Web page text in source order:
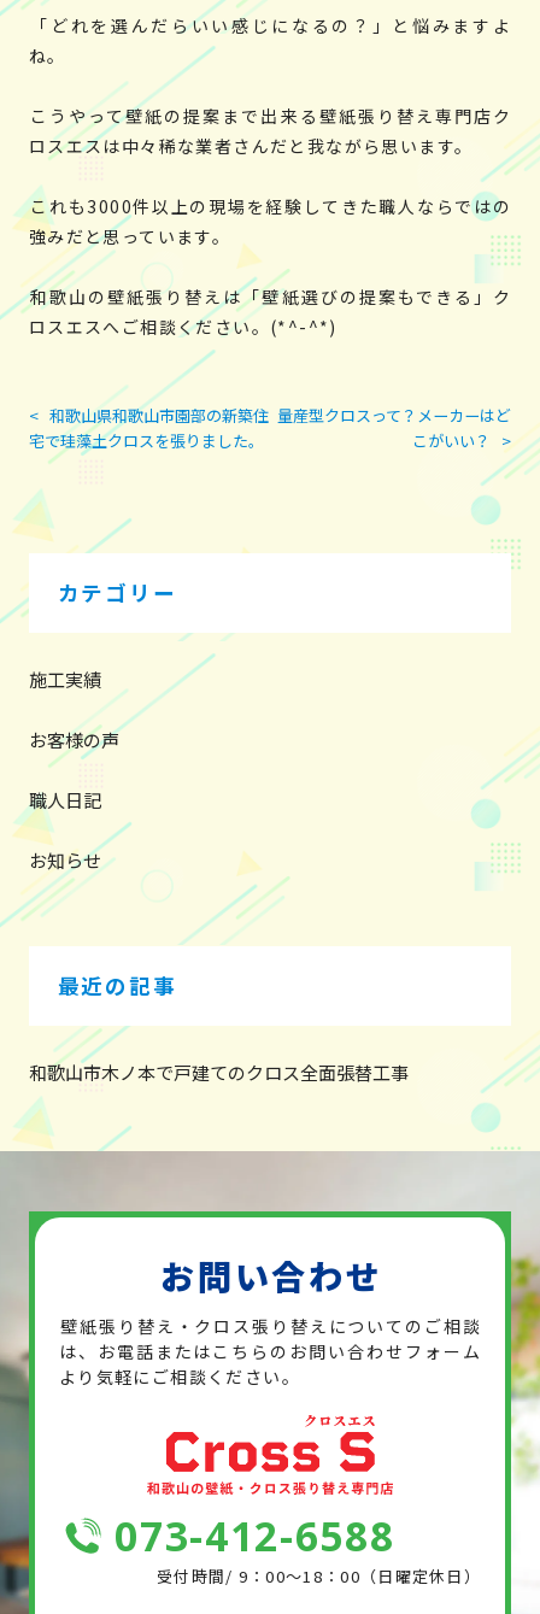
「どれを選んだらいい感じになるの？」と悩みますよ
ね。
こうやって壁紙の提案まで出来る壁紙張り替え専門店ク
ロスエスは中々稀な業者さんだと我ながら思います。
これも3000件以上の現場を経験してきた職人ならではの
強みだと思っています。
和歌山の壁紙張り替えは「壁紙選びの提案もできる」ク
ロスエスへご相談ください。(*^-^*)
投
稿
ビ
ゲ
ー
ン
< 和歌山県和歌山市園部の新築住
宅で珪藻土クロスを張りました。
量産型クロスって？メーカーはど
こがいい？
>
カテゴリー
施工実績
お客様の声
職人日記
お知らせ
最近の記事
和歌山市木ノ本で戸建てのクロス全面張替工事
お問い合わせ
壁紙張り替え・クロス張り替えについてのご相談
は、お電話または こちらのお問い合わせフォーム
より気軽にご相談ください。
073-412-6588
受付時間/ 9：00～18：00（日曜定休日）